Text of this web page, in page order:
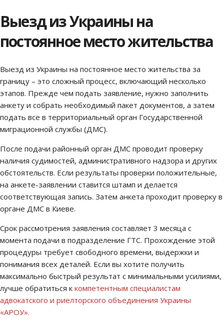
Выезд из Украины на
постоянное место жительства
Выезд из Украины на постоянное место жительства за
границу – это сложный процесс, включающий несколько
этапов. Прежде чем подать заявление, нужно заполнить
анкету и собрать необходимый пакет документов, а затем
подать все в территориальный орган Государственной
миграционной службы (ДМС).
После подачи районный орган ДМС проводит проверку
наличия судимостей, административного надзора и других
обстоятельств. Если результаты проверки положительные,
на анкете-заявлении ставится штамп и делается
соответствующая запись. Затем анкета проходит проверку в
органе ДМС в Киеве.
Срок рассмотрения заявления составляет 3 месяца с
момента подачи в подразделение ГТС. Прохождение этой
процедуры требует свободного времени, выдержки и
понимания всех деталей. Если вы хотите получить
максимально быстрый результат с минимальными усилиями,
лучше обратиться к компетентным специалистам
адвокатского и риелторского объединения Украины
«АРОУ».